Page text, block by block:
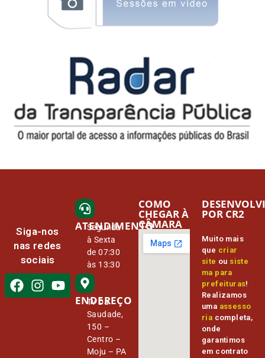
Siga-nos
nas redes
sociais
ATENDIMENTO
Segunda
à Sexta
de 07:30
às 13:30
ENDEREÇO
Tv Da
Saudade,
150 –
Centro –
Moju – PA
COMO
CHEGAR À
CÂMARA
Muito mais
que criar
site ou siste
ma para
prefeituras!
Realizamos
uma assesso
ria completa,
onde
garantimos
em contrato
POR CR2